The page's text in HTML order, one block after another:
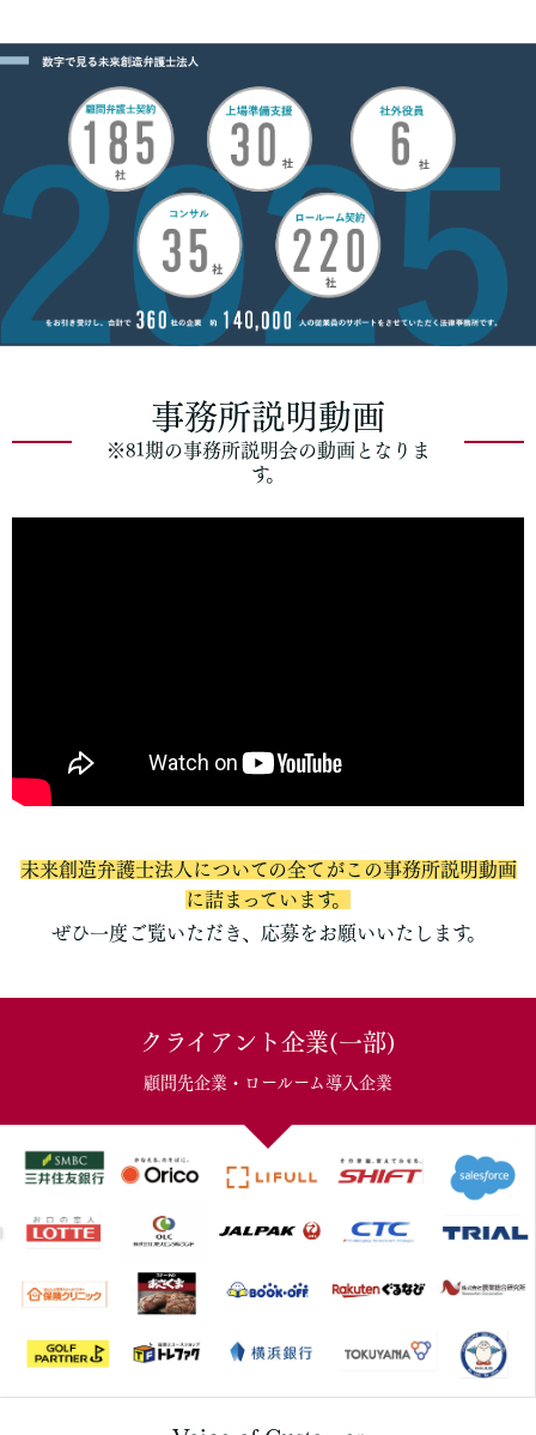
事務所説明動画
※81期の事務所説明会の動画となりま
す。
未来創造弁護士法人についての全てがこの事務所説明動画
に詰まっています。
ぜひ一度ご覧いただき、応募をお願いいたします。
クライアント企業(一部)
顧問先企業・ロールーム導入企業